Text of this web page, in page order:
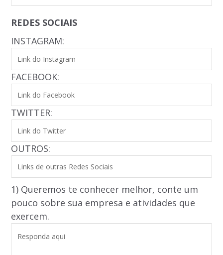
REDES SOCIAIS
INSTAGRAM:
FACEBOOK:
TWITTER:
OUTROS:
1) Queremos te conhecer melhor, conte um
pouco sobre sua empresa e atividades que
exercem.